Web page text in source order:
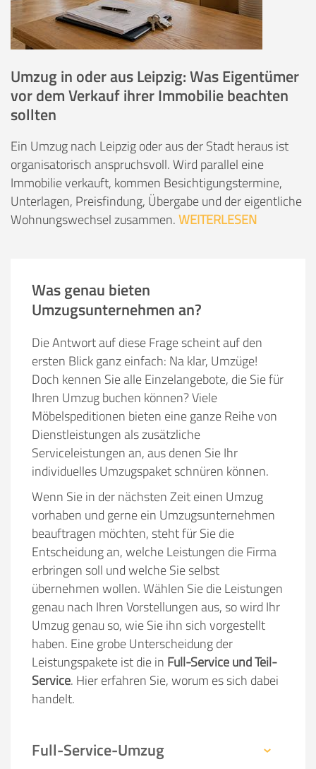
Umzug in oder aus Leipzig: Was Eigentümer
vor dem Verkauf ihrer Immobilie beachten
sollten
Ein Umzug nach Leipzig oder aus der Stadt heraus ist
organisatorisch anspruchsvoll. Wird parallel eine
Immobilie verkauft, kommen Besichtigungstermine,
Unterlagen, Preisfindung, Übergabe und der eigentliche
Wohnungswechsel zusammen.WEITERLESEN
Was genau bieten
Umzugsunternehmen an?
Die Antwort auf diese Frage scheint auf den
ersten Blick ganz einfach: Na klar, Umzüge!
Doch kennen Sie alle Einzelangebote, die Sie für
Ihren Umzug buchen können? Viele
Möbelspeditionen bieten eine ganze Reihe von
Dienstleistungen als zusätzliche
Serviceleistungen an, aus denen Sie Ihr
individuelles Umzugspaket schnüren können.
Wenn Sie in der nächsten Zeit einen Umzug
vorhaben und gerne ein Umzugsunternehmen
beauftragen möchten, steht für Sie die
Entscheidung an, welche Leistungen die Firma
erbringen soll und welche Sie selbst
übernehmen wollen. Wählen Sie die Leistungen
genau nach Ihren Vorstellungen aus, so wird Ihr
Umzug genau so, wie Sie ihn sich vorgestellt
haben. Eine grobe Unterscheidung der
Leistungspakete ist die in Full-Service und Teil-
Service. Hier erfahren Sie, worum es sich dabei
handelt.
Full-Service-Umzug